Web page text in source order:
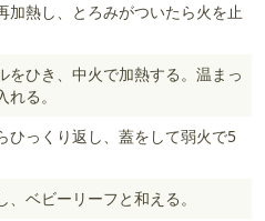
加熱し、とろみがついたら火を止
をひき、中火で加熱する。温まっ
る。
ひっくり返し、蓋をして弱火で5
ベビーリーフと和える。